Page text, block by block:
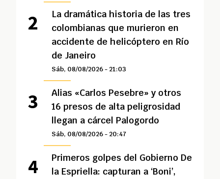
La dramática historia de las tres
colombianas que murieron en
accidente de helicóptero en Río
de Janeiro
Sáb, 08/08/2026 - 21:03
Alias «Carlos Pesebre» y otros
16 presos de alta peligrosidad
llegan a cárcel Palogordo
Sáb, 08/08/2026 - 20:47
Primeros golpes del Gobierno De
la Espriella: capturan a ‘Boni’,